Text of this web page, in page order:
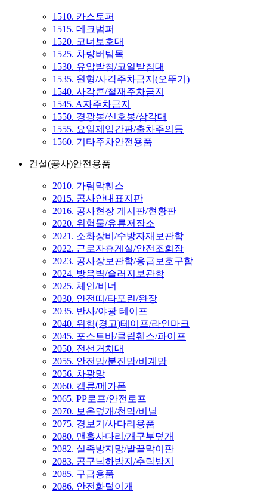
1510. 카스토퍼
1515. 데크범퍼
1520. 코너보호대
1525. 차량버팀목
1530. 유압받침/코일받침대
1535. 원형/사각주차금지(오뚜기)
1540. 사각콘/철재주차금지
1545. A자주차금지
1550. 경광봉/신호봉/삼각대
1555. 요일제입간판/출차주의등
1560. 기타주차안전용품
건설(공사)안전용품
2010. 가림막휀스
2015. 공사안내표지판
2016. 공사현장 게시판/현황판
2020. 위험물/유류저장소
2021. 소화장비/수방자재보관함
2022. 근로자휴게실/안전조회장
2023. 공사장보관함/응급보호구함
2024. 방음벽/슬러지보관함
2025. 체인/비너
2030. 안전띠/타포린/완장
2035. 반사/야광 테이프
2040. 위험(경고)테이프/라인마크
2045. 포스트바/클립휀스/파이프
2050. 전선거치대
2055. 안전망/분진망/비계망
2056. 차광망
2060. 캡류/메가폰
2065. PP로프/안전로프
2070. 보온덮개/천막/비닐
2075. 경보기/사다리용품
2080. 맨홀사다리/개구부덮개
2082. 실족방지망/발끝막이판
2083. 공구낙하방지/추락방지
2085. 구급용품
2086. 안전화털이개